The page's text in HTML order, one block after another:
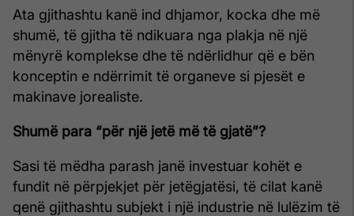
Ata gjithashtu kanë ind dhjamor, kocka dhe më
shumë, të gjitha të ndikuara nga plakja në një
mënyrë komplekse dhe të ndërlidhur që e bën
konceptin e ndërrimit të organeve si pjesët e
makinave jorealiste.
Shumë para “për një jetë më të gjatë”?
Sasi të mëdha parash janë investuar kohët e
fundit në përpjekjet për jetëgjatësi, të cilat kanë
qenë gjithashtu subjekt i një industrie në lulëzim të